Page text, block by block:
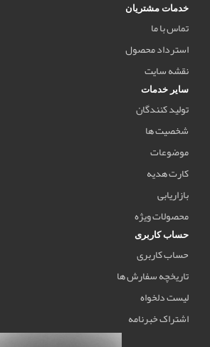
خدمات مشتریان
تماس با ما
استرداد محصول
نقشه سایت
سایر خدمات
تولید کنندگان
شخصیت ها
موضوعات
کارت هدیه
بازاریابی
محصولات ویژه
حساب کاربری
حساب کاربری
تاریخچه سفارش ها
لیست دلخواه
اشتراک خبرنامه